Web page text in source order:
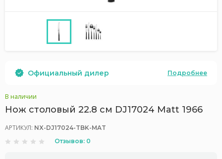
Официальный дилер Подробнее
В наличии
Нож столовый 22.8 см DJ17024 Matt 1966
АРТИКУЛ: NX-DJ17024-TBK-MAT
Отзывов: 0